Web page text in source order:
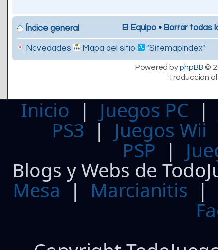
Índice general El Equipo • Borrar todas
Novedades Mapa del sitio "SitemapIndex"
Powered byphpBB ©
Traducción
Inicio | Juegos PC
PS3| Juegos Wii
PSP |
Blogs y Webs de
Mesa | Marcianitis |